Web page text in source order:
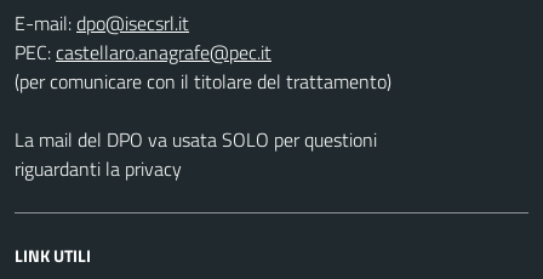
E-mail:
PEC:
(per comunicare con il titolare del trattamento)
La mail del DPO va usata SOLO per questioni
riguardanti la privacy
LINK UTILI